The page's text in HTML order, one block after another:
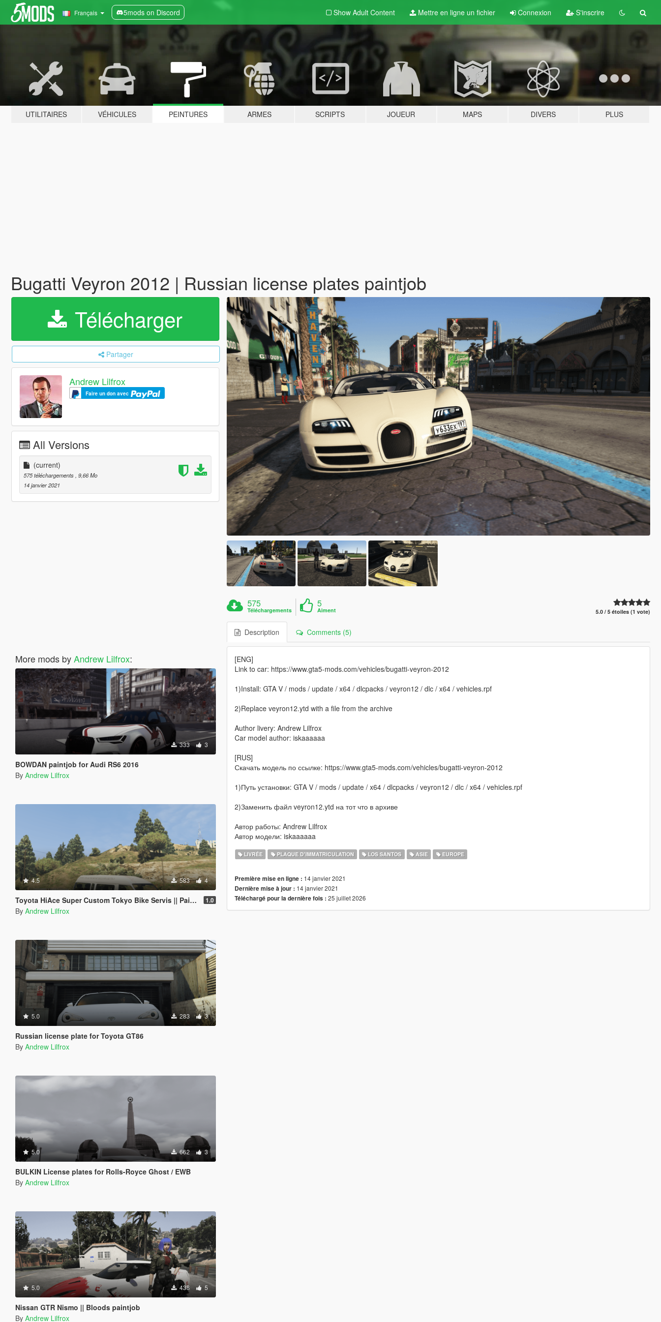
Français 5mods on Discord Show Adult Content Mettre en ligne un fichier Connexion S'inscrire
UTILITAIRES VÉHICULES PEINTURES ARMES SCRIPTS JOUEUR MAPS DIVERS PLUS
Bugatti Veyron 2012 | Russian license plates paintjob
Télécharger
Partager
Andrew Lilfrox
Faire un don avec
All Versions
(current)
575 téléchargements , 9,66 Mo
14 janvier 2021
More mods byAndrew Lilfrox:
333 3
BOWDAN paintjob for Audi RS6 2016
By Andrew Lilfrox
4.5 583 4
Toyota HiAce Super Custom Tokyo Bike Servis || Paintjob 1.0
By Andrew Lilfrox
5.0 283 3
Russian license plate for Toyota GT86
By Andrew Lilfrox
5.0 662 3
BULKIN License plates for Rolls-Royce Ghost / EWB
By Andrew Lilfrox
5.0 438 5
Nissan GTR Nismo || Bloods paintjob
By Andrew Lilfrox
575
Téléchargements
5
Aiment 5.0 / 5 étoiles (1 vote)
Description Comments (5)
[ENG]
Link to car: https://www.gta5-mods.com/vehicles/bugatti-veyron-2012
1)Install: GTA V / mods / update / x64 / dlcpacks / veyron12 / dlc / x64 / vehicles.rpf
2)Replace veyron12.ytd with a file from the archive
Author livery: Andrew Lilfrox
Car model author: iskaaaaaa
[RUS]
Скачать модель по ссылке: https://www.gta5-mods.com/vehicles/bugatti-veyron-2012
1)Путь установки: GTA V / mods / update / x64 / dlcpacks / veyron12 / dlc / x64 / vehicles.rpf
2)Заменить файл veyron12.ytd на тот что в архиве
Автор работы: Andrew Lilfrox
Автор модели: iskaaaaaa
LIVRÉE PLAQUE D'IMMATRICULATION LOS SANTOS ASIE EUROPE
Première mise en ligne : 14 janvier 2021
Dernière mise à jour : 14 janvier 2021
Téléchargé pour la dernière fois : 25 juillet 2026